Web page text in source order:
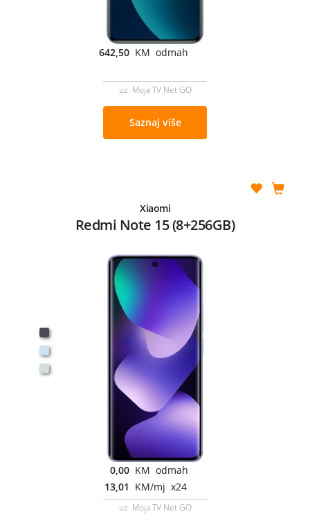
642,50 KM odmah
uz Moja TV Net GO
Saznaj više
Xiaomi
Redmi Note 15 (8+256GB)
0,00 KM odmah
13,01 KM/mj x24
uz Moja TV Net GO